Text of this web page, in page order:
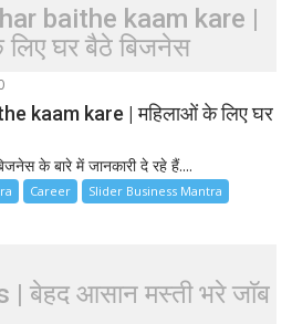
baithe kaam kare |
घर बैठे बिजनेस
kaam kare | महिलाओं के लिए घर
के बारे में जानकारी दे रहे हैं....
Career
Slider Business Mantra
बेहद आसान मस्ती भरे जाॅब